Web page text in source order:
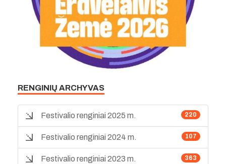
RENGINIŲ ARCHYVAS
220
Festivalio renginiai 2025 m.
107
Festivalio renginiai 2024 m.
363
Festivalio renginiai 2023 m.